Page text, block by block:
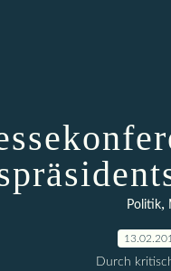
Politik,
Durch